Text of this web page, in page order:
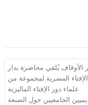
الأوقاف يُلقي محاضرة بدار
الإفتاء المصرية لمجموعة من
علماء دور الإفتاء الماليزية
الجامعيين حول الصنعة